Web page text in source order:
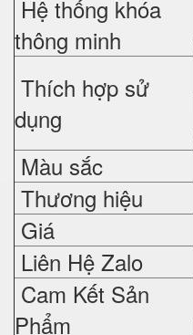
Hệ thống khóa
thông minh
Thích hợp sử
dụng
Màu sắc
Thương hiệu
Giá
Liên Hệ Zalo
Cam Kết Sản
Phẩm